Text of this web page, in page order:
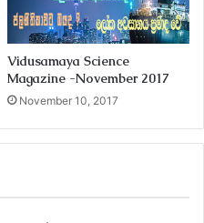
Vidusamaya Science
Magazine -November 2017
November 10, 2017